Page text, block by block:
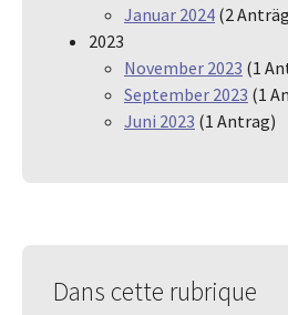
Januar 2024 (2
2023
November 2023 (1
September 2023 (1
Juni 2023 (1 Antrag)
Dans cette rubrique